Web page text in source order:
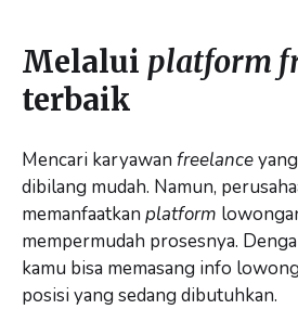
Melalui platform
terbaik
Mencari karyawan freelance
dibilang mudah. Namun,
memanfaatkan platform
mempermudah prosesnya.
kamu bisa memasang info
posisi yang sedang dibutuhkan.